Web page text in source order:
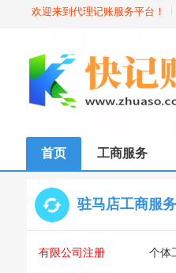
欢迎来到代理记账服务平台！
首页 工商服务
驻马店工商服务
有限公司注册 个体